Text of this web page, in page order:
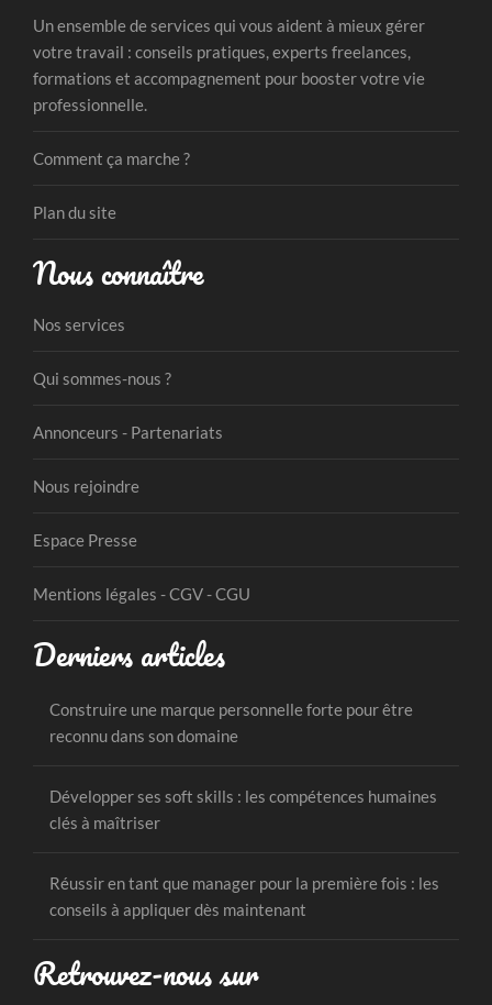
Un ensemble de services qui vous aident à mieux gérer
votre travail : conseils pratiques, experts freelances,
formations et accompagnement pour booster votre vie
professionnelle.
Comment ça marche ?
Plan du site
Nous connaître
Nos services
Qui sommes-nous ?
Annonceurs - Partenariats
Nous rejoindre
Espace Presse
Mentions légales - CGV - CGU
Derniers articles
Construire une marque personnelle forte pour être
reconnu dans son domaine
Développer ses soft skills : les compétences humaines
clés à maîtriser
Réussir en tant que manager pour la première fois : les
conseils à appliquer dès maintenant
Retrouvez-nous sur